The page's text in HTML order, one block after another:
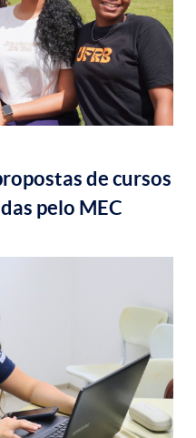
de cursos
pelo MEC